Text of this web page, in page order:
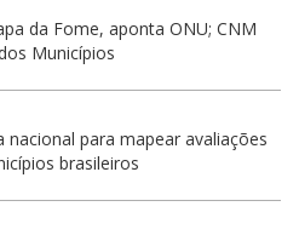
da Fome, aponta ONU; CNM
Municípios
nacional para mapear avaliações
brasileiros